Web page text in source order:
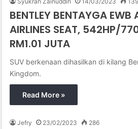
BENTLEY BENTAYGA EWB
AIRLINES SEAT, 542HP/
RM1.01 JUTA
SUV berkenaan dihasilkan di kilang
Kingdom.
Read More »
Jefry 23/02/2023 286